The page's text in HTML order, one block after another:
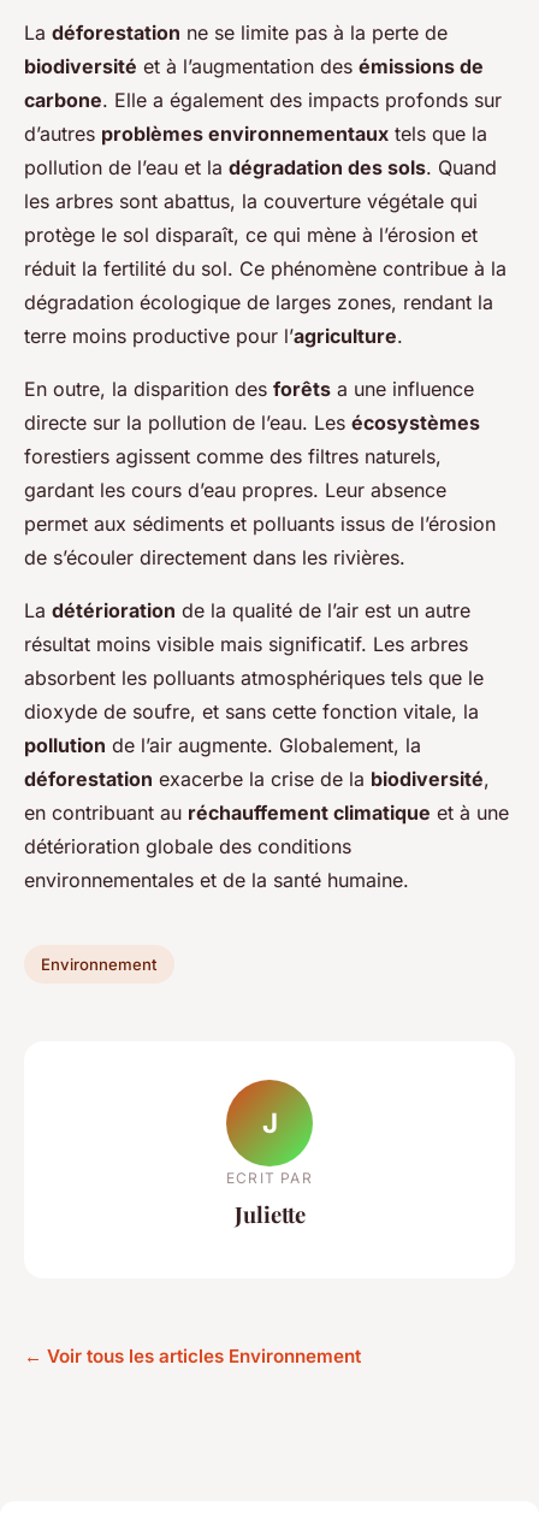
La déforestation ne se limite pas à la perte de
biodiversité et à l’augmentation des émissions de
carbone. Elle a également des impacts profonds sur
d’autres problèmes environnementaux tels que la
pollution de l’eau et la dégradation des sols. Quand
les arbres sont abattus, la couverture végétale qui
protège le sol disparaît, ce qui mène à l’érosion et
réduit la fertilité du sol. Ce phénomène contribue à la
dégradation écologique de larges zones, rendant la
terre moins productive pour l’agriculture.
En outre, la disparition des forêts a une influence
directe sur la pollution de l’eau. Les écosystèmes
forestiers agissent comme des filtres naturels,
gardant les cours d’eau propres. Leur absence
permet aux sédiments et polluants issus de l’érosion
de s’écouler directement dans les rivières.
La détérioration de la qualité de l’air est un autre
résultat moins visible mais significatif. Les arbres
absorbent les polluants atmosphériques tels que le
dioxyde de soufre, et sans cette fonction vitale, la
pollution de l’air augmente. Globalement, la
déforestation exacerbe la crise de la biodiversité,
en contribuant au réchauffement climatique et à une
détérioration globale des conditions
environnementales et de la santé humaine.
Environnement
J
ECRIT PAR
Juliette
← Voir tous les articles Environnement